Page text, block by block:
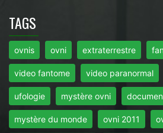
TAGS
ovnis ovni extraterrestre
video fantome video paranormal
ufologie mystère ovni
mystère du monde ovni 2011